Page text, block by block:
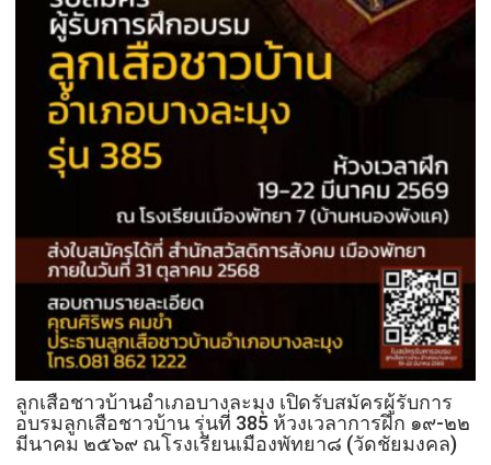
ลูกเสือชาวบ้านอำเภอบางละมุง เปิดรับสมัครผู้รับการ
อบรมลูกเสือชาวบ้าน รุ่นที่ 385 ห้วงเวลาการฝึก ๑๙-๒๒
มีนาคม ๒๕๖๙ ณโรงเรียนเมืองพัทยา๘ (วัดชัยมงคล)